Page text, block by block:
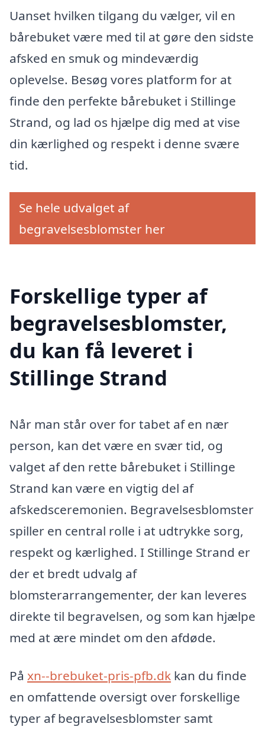
Uanset hvilken tilgang du vælger, vil en
bårebuket være med til at gøre den sidste
afsked en smuk og mindeværdig
oplevelse. Besøg vores platform for at
finde den perfekte bårebuket i Stillinge
Strand, og lad os hjælpe dig med at vise
din kærlighed og respekt i denne svære
tid.
Se hele udvalget af
begravelsesblomster her
Forskellige typer af
begravelsesblomster,
du kan få leveret i
Stillinge Strand
Når man står over for tabet af en nær
person, kan det være en svær tid, og
valget af den rette bårebuket i Stillinge
Strand kan være en vigtig del af
afskedsceremonien. Begravelsesblomster
spiller en central rolle i at udtrykke sorg,
respekt og kærlighed. I Stillinge Strand er
der et bredt udvalg af
blomsterarrangementer, der kan leveres
direkte til begravelsen, og som kan hjælpe
med at ære mindet om den afdøde.
På xn--brebuket-pris-pfb.dk kan du finde
en omfattende oversigt over forskellige
typer af begravelsesblomster samt